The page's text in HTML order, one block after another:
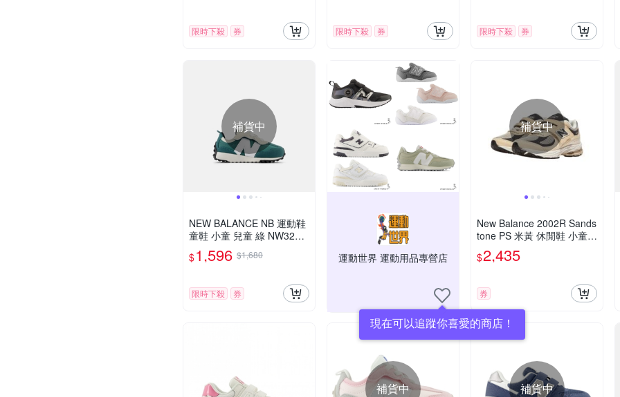
限時下殺 券 限時下殺 券 限時下殺 券
補貨中
NEW BALANCE NB 運動鞋
童鞋 小童 兒童 綠 NW327B
D-W楦
$1,596 $1,680
限時下殺 券
運動世界 運動用品專營店
現在可以追蹤你喜愛的商店！
補貨中
New Balance 2002R Sands
tone PS 米黃 休閒鞋 小童鞋
PV2002FA
$2,435
券
補貨中 補貨中